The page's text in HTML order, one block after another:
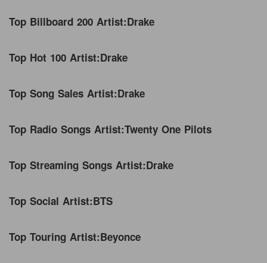
Top Billboard 200 Artist:Drake
Top Hot 100 Artist:Drake
Top Song Sales Artist:Drake
Top Radio Songs Artist:Twenty One Pilots
Top Streaming Songs Artist:Drake
Top Social Artist:BTS
Top Touring Artist:Beyonce